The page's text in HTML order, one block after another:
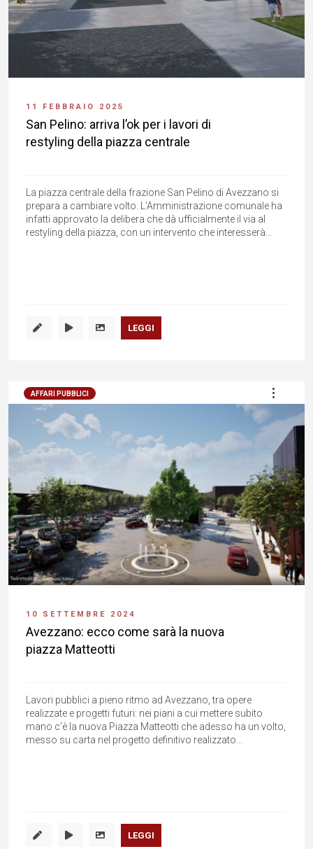
11 FEBBRAIO 2025
San Pelino: arriva l’ok per i lavori di
restyling della piazza centrale
La piazza centrale della frazione San Pelino di Avezzano si
prepara a cambiare volto. L’Amministrazione comunale ha
infatti approvato la delibera che dà ufficialmente il via al
restyling della piazza, con un intervento che interesserà...
LEGGI
AFFARI PUBBLICI
10 SETTEMBRE 2024
Avezzano: ecco come sarà la nuova
piazza Matteotti
Lavori pubblici a pieno ritmo ad Avezzano, tra opere
realizzate e progetti futuri: nei piani a cui mettere subito
mano c’è la nuova Piazza Matteotti che adesso ha un volto,
messo su carta nel progetto definitivo realizzato...
LEGGI